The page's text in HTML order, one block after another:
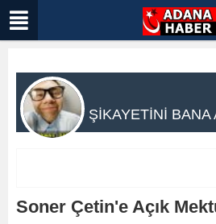
ŞİKAYETİNİ BANA
Soner Çetin'e Açık